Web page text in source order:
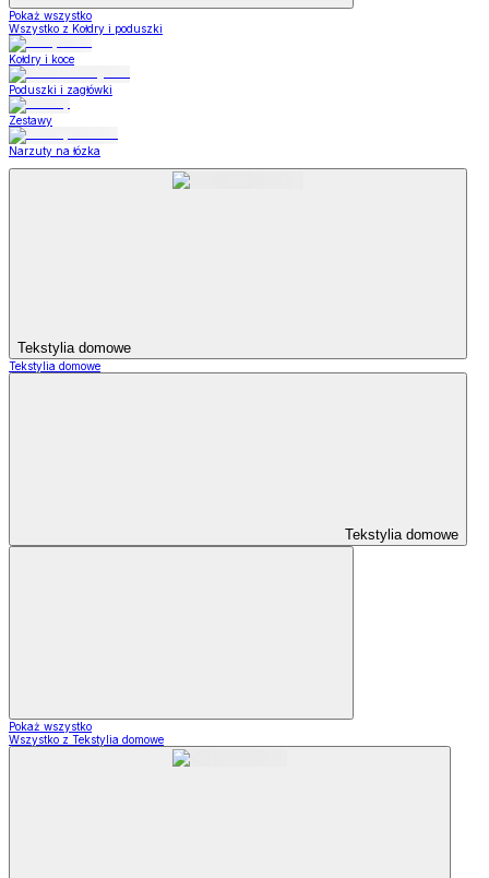
Pokaż wszystko
Wszystko z Kołdry i poduszki
Kołdry i koce
Poduszki i zagłówki
Zestawy
Narzuty na łózka
Tekstylia domowe
Tekstylia domowe
Tekstylia domowe
Pokaż wszystko
Wszystko z Tekstylia domowe